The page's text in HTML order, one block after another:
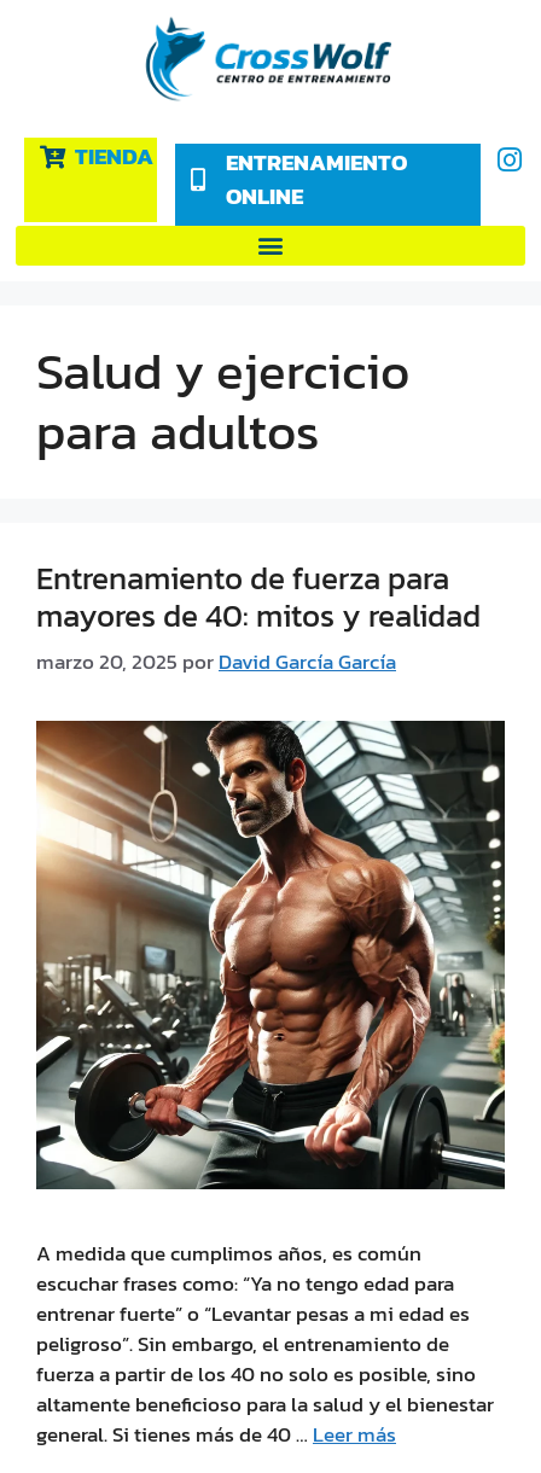
TIENDA
ENTRENAMIENTO
ONLINE
Salud y ejercicio
para adultos
Entrenamiento de fuerza para
mayores de 40: mitos y realidad
marzo 20, 2025 porDavid García García
A medida que cumplimos años, es común
escuchar frases como: “Ya no tengo edad para
entrenar fuerte” o “Levantar pesas a mi edad es
peligroso”. Sin embargo, el entrenamiento de
fuerza a partir de los 40 no solo es posible, sino
altamente beneficioso para la salud y el bienestar
general. Si tienes más de 40 … Leer más